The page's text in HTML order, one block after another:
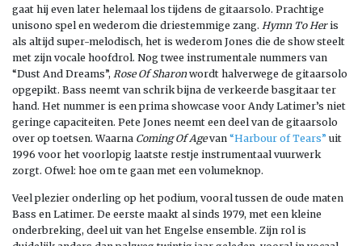
gaat hij even later helemaal los tijdens de gitaarsolo. Prachtige
unisono spel en wederom die driestemmige zang. Hymn To Heris
als altijd super-melodisch, het is wederom Jones die de show steelt
met zijn vocale hoofdrol. Nog twee instrumentale nummers van
“Dust And Dreams”, Rose Of Sharonwordt halverwege de gitaarsolo
opgepikt. Bass neemt van schrik bijna de verkeerde basgitaar ter
hand. Het nummer is een prima showcase voor Andy Latimer’s niet
geringe capaciteiten. Pete Jones neemt een deel van de gitaarsolo
over op toetsen. Waarna Coming Of Agevan “Harbour of Tears” uit
1996 voor het voorlopig laatste restje instrumentaal vuurwerk
zorgt. Ofwel: hoe om te gaan met een volumeknop.
Veel plezier onderling op het podium, vooral tussen de oude maten
Bass en Latimer. De eerste maakt al sinds 1979, met een kleine
onderbreking, deel uit van het Engelse ensemble. Zijn rol is